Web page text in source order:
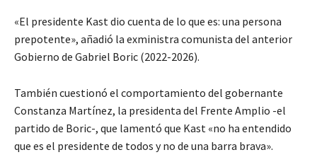
«El presidente Kast dio cuenta de lo que es: una persona
prepotente», añadió la exministra comunista del anterior
Gobierno de Gabriel Boric (2022-2026).
También cuestionó el comportamiento del gobernante
Constanza Martínez, la presidenta del Frente Amplio -el
partido de Boric-, que lamentó que Kast «no ha entendido
que es el presidente de todos y no de una barra brava».